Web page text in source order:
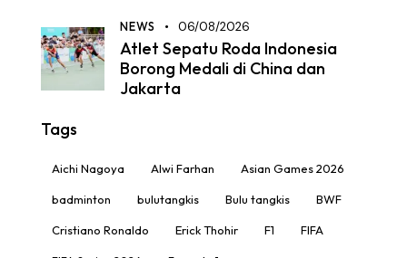
NEWS 06/08/2026
Atlet Sepatu Roda Indonesia
Borong Medali di China dan
Jakarta
Tags
Aichi Nagoya Alwi Farhan Asian Games 2026
badminton bulutangkis Bulu tangkis BWF
Cristiano Ronaldo Erick Thohir F1 FIFA